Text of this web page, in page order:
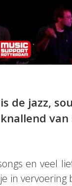
is de jazz,
en veel
in